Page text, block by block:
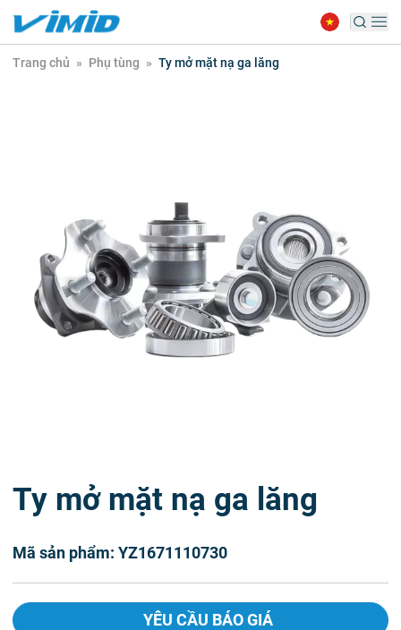
Trang chủ » Phụ tùng » Ty mở mặt nạ ga lăng
Ty mở mặt nạ ga lăng
Mã sản phẩm: YZ1671110730
YÊU CẦU BÁO GIÁ